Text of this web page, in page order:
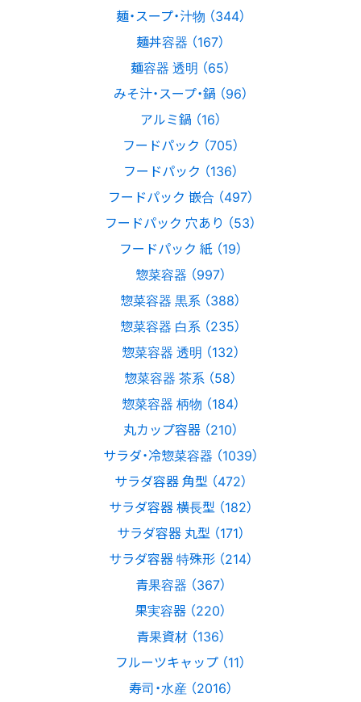
麺・スープ・汁物 （344）
麺丼容器 （167）
麺容器 透明 （65）
みそ汁・スープ・鍋 （96）
アルミ鍋 （16）
フードパック （705）
フードパック （136）
フードパック 嵌合 （497）
フードパック 穴あり （53）
フードパック 紙 （19）
惣菜容器 （997）
惣菜容器 黒系 （388）
惣菜容器 白系 （235）
惣菜容器 透明 （132）
惣菜容器 茶系 （58）
惣菜容器 柄物 （184）
丸カップ容器 （210）
サラダ・冷惣菜容器 （1039）
サラダ容器 角型 （472）
サラダ容器 横長型 （182）
サラダ容器 丸型 （171）
サラダ容器 特殊形 （214）
青果容器 （367）
果実容器 （220）
青果資材 （136）
フルーツキャップ （11）
寿司・水産 （2016）